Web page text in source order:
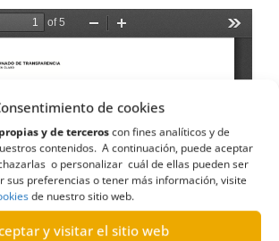
de cookies
y de terceroscon fines analíticos y de
contenidos. A continuación, puede aceptar
o personalizar cuál de ellas pueden ser
sus preferencias o tener más información, visite
de nuestro sitio web.
y visitar el sitio web